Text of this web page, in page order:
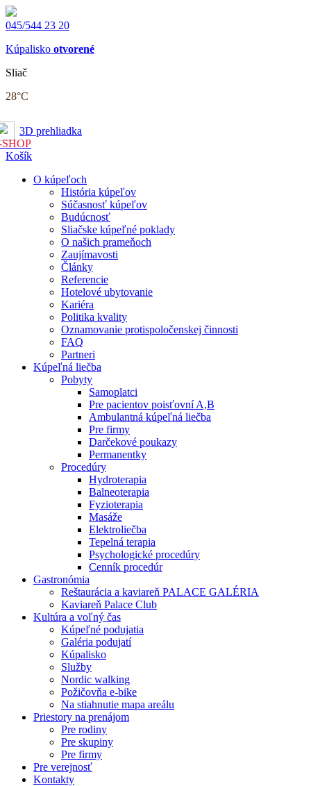
045/544 23 20
Kúpalisko otvorené
Sliač
28°C
3D prehliadka
SHOP
Košík
O kúpeľoch
História kúpeľov
Súčasnosť kúpeľov
Budúcnosť
Sliačske kúpeľné poklady
O našich prameňoch
Zaujímavosti
Články
Referencie
Hotelové ubytovanie
Kariéra
Politika kvality
Oznamovanie protispoločenskej činnosti
FAQ
Partneri
Kúpeľná liečba
Pobyty
Samoplatci
Pre pacientov poisťovní A,B
Ambulantná kúpeľná liečba
Pre firmy
Darčekové poukazy
Permanentky
Procedúry
Hydroterapia
Balneoterapia
Fyzioterapia
Masáže
Elektroliečba
Tepelná terapia
Psychologické procedúry
Cenník procedúr
Gastronómia
Reštaurácia a kaviareň PALACE GALÉRIA
Kaviareň Palace Club
Kultúra a voľný čas
Kúpeľné podujatia
Galéria podujatí
Kúpalisko
Služby
Nordic walking
Požičovňa e-bike
Na stiahnutie mapa areálu
Priestory na prenájom
Pre rodiny
Pre skupiny
Pre firmy
Pre verejnosť
Kontakty